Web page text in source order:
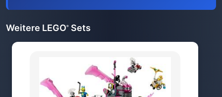
Weitere LEGO® Sets